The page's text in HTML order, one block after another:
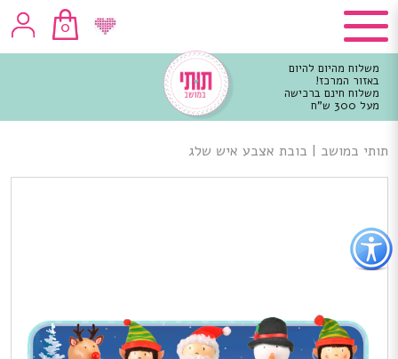
כפתור
לפתיחת
תפריט
נגישות
0
משלוח מהיום להיום
באזור המרכז!
משלוח חינם ברכישה
מעל 300 ש"ח
מרכזי
תותי במושב | בובת אצבע איש שלג